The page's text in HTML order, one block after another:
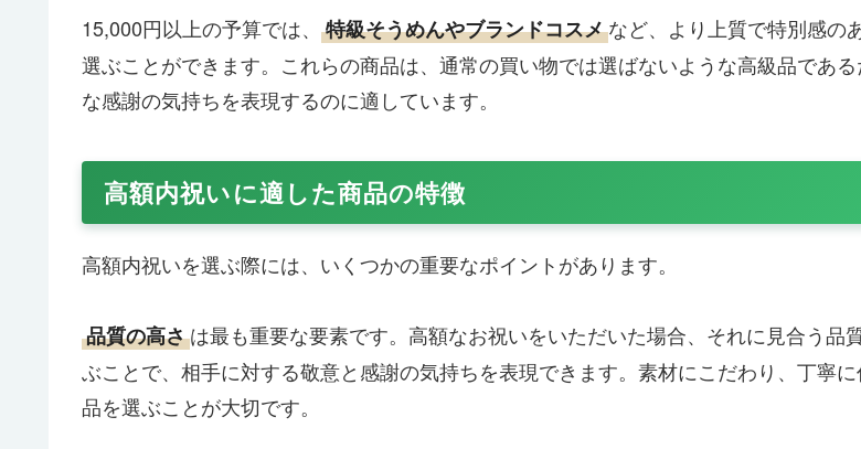
15,000円以上の予算では、 特級そうめんやブランドコスメなど、より上質で特別感の
選ぶことができます。これらの商品は、通常の買い物では選ばないような高級品であ
な感謝の気持ちを表現するのに適しています。
高額内祝いに適した商品の特徴
高額内祝いを選ぶ際には、いくつかの重要なポイントがあります。
品質の高さは最も重要な要素です。高額なお祝いをいただいた場合、それに見合う品
ぶことで、相手に対する敬意と感謝の気持ちを表現できます。素材にこだわり、丁寧
品を選ぶことが大切です。